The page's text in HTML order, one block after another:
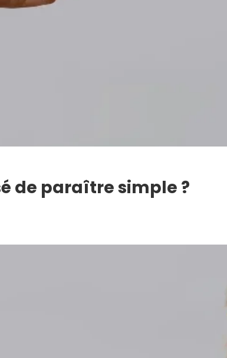
de paraître simple ?